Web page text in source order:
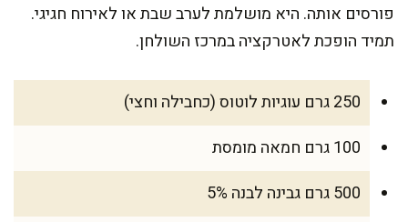
פורסים אותה. היא מושלמת לערב שבת או לאירוח חגיגי.
תמיד הופכת לאטרקציה במרכז השולחן.
250 גרם עוגיות לוטוס (כחבילה וחצי)
100 גרם חמאה מומסת
500 גרם גבינה לבנה 5%